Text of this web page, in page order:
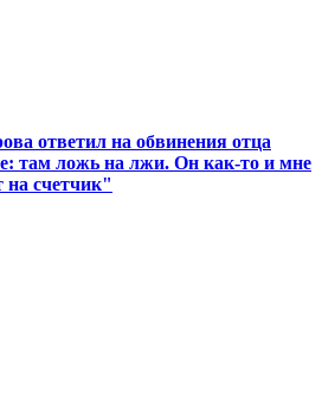
ответил на обвинения отца
там ложь на лжи. Он как-то и мне
на счетчик"